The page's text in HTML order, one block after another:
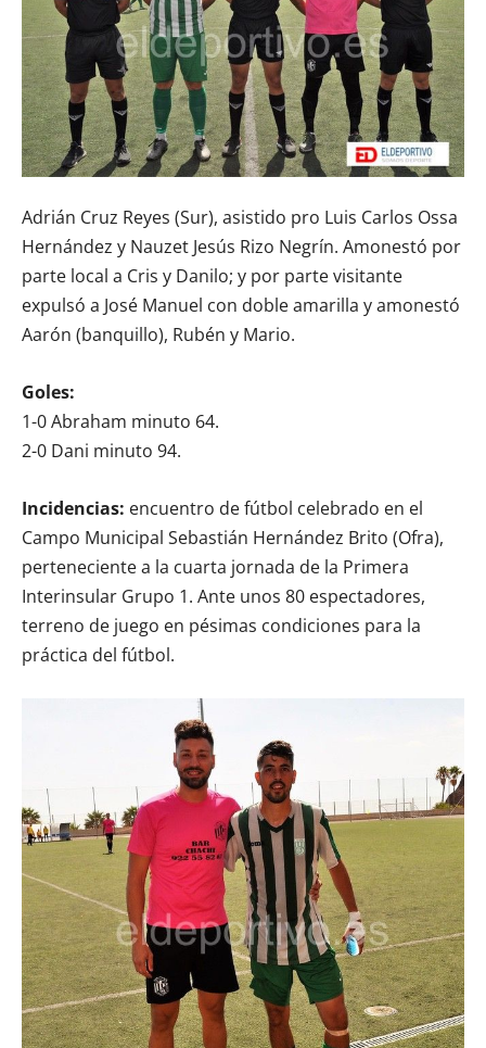
Adrián Cruz Reyes (Sur), asistido pro Luis Carlos Ossa
Hernández y Nauzet Jesús Rizo Negrín. Amonestó por
parte local a Cris y Danilo; y por parte visitante
expulsó a José Manuel con doble amarilla y amonestó
Aarón (banquillo), Rubén y Mario.
Goles:
1-0 Abraham minuto 64.
2-0 Dani minuto 94.
Incidencias: encuentro de fútbol celebrado en el
Campo Municipal Sebastián Hernández Brito (Ofra),
perteneciente a la cuarta jornada de la Primera
Interinsular Grupo 1. Ante unos 80 espectadores,
terreno de juego en pésimas condiciones para la
práctica del fútbol.